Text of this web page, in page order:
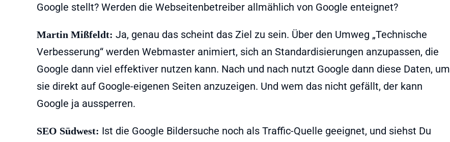
Google stellt? Werden die Webseitenbetreiber allmählich von Google enteignet?
Martin Mißfeldt: Ja, genau das scheint das Ziel zu sein. Über den Umweg „Technische
Verbesserung“ werden Webmaster animiert, sich an Standardisierungen anzupassen, die
Google dann viel effektiver nutzen kann. Nach und nach nutzt Google dann diese Daten, um
sie direkt auf Google-eigenen Seiten anzuzeigen. Und wem das nicht gefällt, der kann
Google ja aussperren.
SEO Südwest: Ist die Google Bildersuche noch als Traffic-Quelle geeignet, und siehst Du